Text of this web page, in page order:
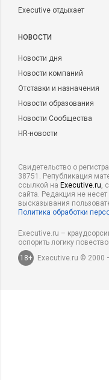
Executive отдыхает
НОВОСТИ
Новости дня
Новости компаний
Отставки и назначения
Новости образования
Новости Сообщества
HR-новости
Свидетельство о
38751. Републикация
ссылкой на Executive.ru,
сайта. Редакция не несет
высказывания
Политика обработки
Executive.ru –
оспорить логику
18+
Executive.ru © 2000